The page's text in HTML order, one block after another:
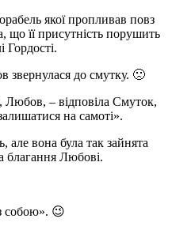
якої пропливав повз
що її присутність порушить
Гордості.
звернулася до смутку. 🙁
Любов, – відповіла Смуток,
на самоті».
вона була так зайнята
благання Любові.
собою». 😉